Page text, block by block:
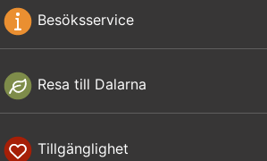
Besöksservice
Resa till Dalarna
Tillgänglighet